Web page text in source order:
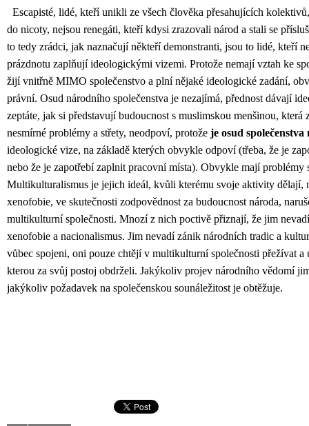
Escapisté, lidé, kteří unikli ze všech člověka přesahujících
do nicoty, nejsou renegáti, kteří kdysi zrazovali národ a stali se
to tedy zrádci, jak naznačují někteří demonstranti, jsou to lidé, kteří
prázdnotu zaplňují ideologickými vizemi. Protože nemají vztah ke
žijí vnitřně MIMO společenstvo a plní nějaké ideologické zadání,
právní. Osud národního společenstva je nezajímá, přednost dávají
zeptáte, jak si představují budoucnost s muslimskou menšinou, která
nesmírné problémy a střety, neodpoví, protože je osud společenstva
ideologické vize, na základě kterých obvykle odpoví (třeba, že je
nebo že je zapotřebí zaplnit pracovní místa). Obvykle mají problémy
Multikulturalismus je jejich ideál, kvůli kterému svoje aktivity dělají,
xenofobie, ve skutečnosti zodpovědnost za budoucnost národa,
multikulturní společnosti. Mnozí z nich poctivě přiznají, že jim
xenofobie a nacionalismus. Jim nevadí zánik národních tradic a
vůbec spojeni, oni pouze chtějí v multikulturní společnosti přežívat a
kterou za svůj postoj obdrželi. Jakýkoliv projev národního vědomí
jakýkoliv požadavek na společenskou sounáležitost je obtěžuje.